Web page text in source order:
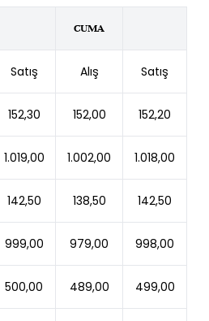
CUMA
Satış Alış Satış
152,30 152,00 152,20
1.019,00 1.002,00 1.018,00
142,50 138,50 142,50
999,00 979,00 998,00
500,00 489,00 499,00